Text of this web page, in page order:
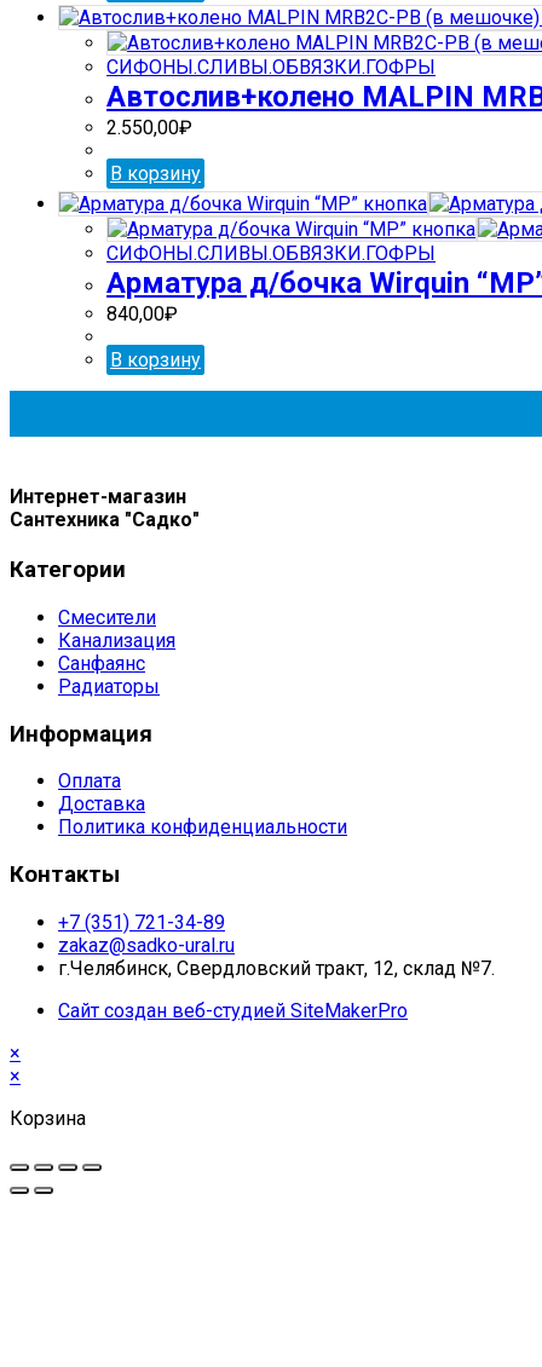
СИФОНЫ.СЛИВЫ.ОБВЯЗКИ.ГОФРЫ
Автослив+колено MALPIN
2.550,00₽
В корзину
СИФОНЫ.СЛИВЫ.ОБВЯЗКИ.ГОФРЫ
Арматура д/бочка Wirquin
840,00₽
В корзину
Интернет-магазин
Сантехника "Садко"
Категории
Смесители
Канализация
Санфаянс
Радиаторы
Информация
Оплата
Доставка
Политика конфиденциальности
Контакты
+7 (351) 721-34-89
zakaz@sadko-ural.ru
г.Челябинск, Свердловский тракт, 12, склад №7.
Сайт создан веб-студией SiteMakerPro
×
×
Корзина